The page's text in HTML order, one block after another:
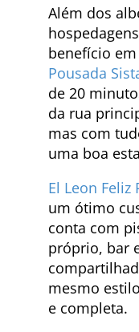
Além dos
benefício
Pousada
de 20
da rua
mas com
uma boa
El Leon Feliz
um ótimo
conta com
próprio, bar
mesmo
e completa.